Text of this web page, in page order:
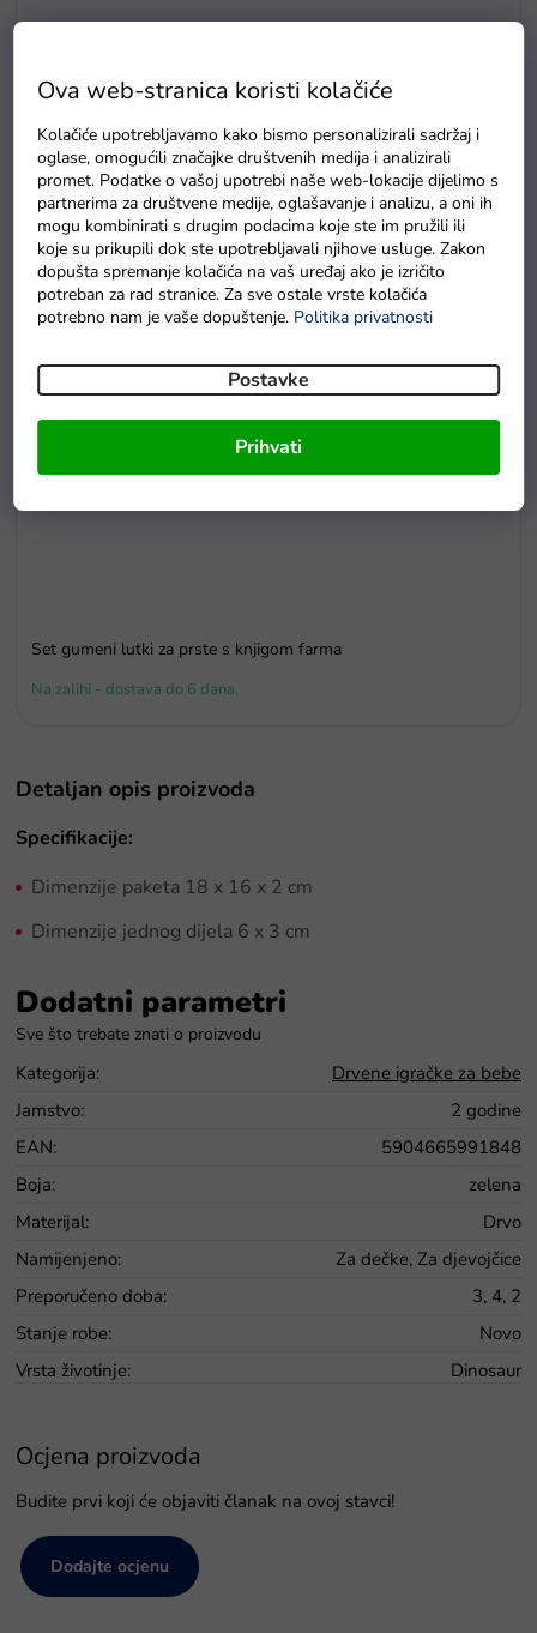
Ova web-stranica koristi kolačiće
Kolačiće upotrebljavamo kako bismo personalizirali sadržaj i
oglase, omogućili značajke društvenih medija i analizirali
promet. Podatke o vašoj upotrebi naše web-lokacije dijelimo s
partnerima za društvene medije, oglašavanje i analizu, a oni ih
mogu kombinirati s drugim podacima koje ste im pružili ili
koje su prikupili dok ste upotrebljavali njihove usluge. Zakon
dopušta spremanje kolačića na vaš uređaj ako je izričito
potreban za rad stranice. Za sve ostale vrste kolačića
potrebno nam je vaše dopuštenje. Politika privatnosti
Postavke
Prihvati
E5
Drvene puzzle s brojevima magnetna šipka i ribice
Na zalihama
Set gumeni lutki za prste s knjigom farma
Na zalihi - dostava do 6 dana.
Detaljan opis proizvoda
Specifikacije:
Dimenzije paketa 18 x 16 x 2 cm
Dimenzije jednog dijela 6 x 3 cm
Dodatni parametri
Kategorija:
Drvene igračke za bebe
Jamstvo:
2 godine
EAN:
5904665991848
Boja:
zelena
Materijal:
Drvo
Namijenjeno:
Za dečke, Za djevojčice
Preporučeno doba:
3, 4, 2
Stanje robe:
Novo
Vrsta životinje: Dinosaur
Ocjena proizvoda
Budite prvi koji će objaviti članak na ovoj stavci!
Dodajte ocjenu